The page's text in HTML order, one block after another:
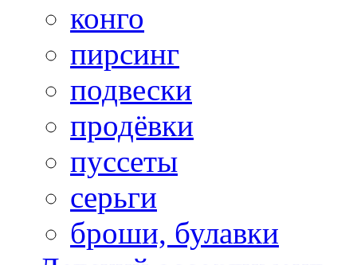
конго
пирсинг
подвески
продёвки
пуссеты
серьги
броши, булавки